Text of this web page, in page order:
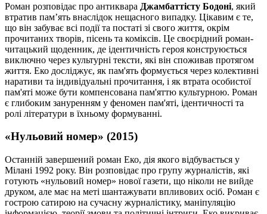
Роман розповідає про антиквара Джамбаттісту Бодоні, який
втратив пам’ять внаслідок нещасного випадку. Цікавим є те,
що він забуває всі події та постаті зі свого життя, окрім
прочитаних творів, пісень та коміксів. Це своєрідний роман-
читацький щоденник, де ідентичність героя конструюється
виключно через культурні тексти, які він споживав протягом
життя. Еко досліджує, як пам'ять формується через колективні
наративи та індивідуальні прочитання, і як втрата особистої
пам'яті може бути компенсована пам'яттю культурною. Роман
є глибоким зануренням у феномен пам'яті, ідентичності та
ролі літератури в їхньому формуванні.
«Нульовий номер» (2015)
Останній завершений роман Еко, дія якого відбувається у
Мілані 1992 року. Він розповідає про групу журналістів, які
готують «нульовий номер» нової газети, що ніколи не вийде
друком, але має на меті шантажувати впливових осіб. Роман є
гострою сатирою на сучасну журналістику, маніпуляцію